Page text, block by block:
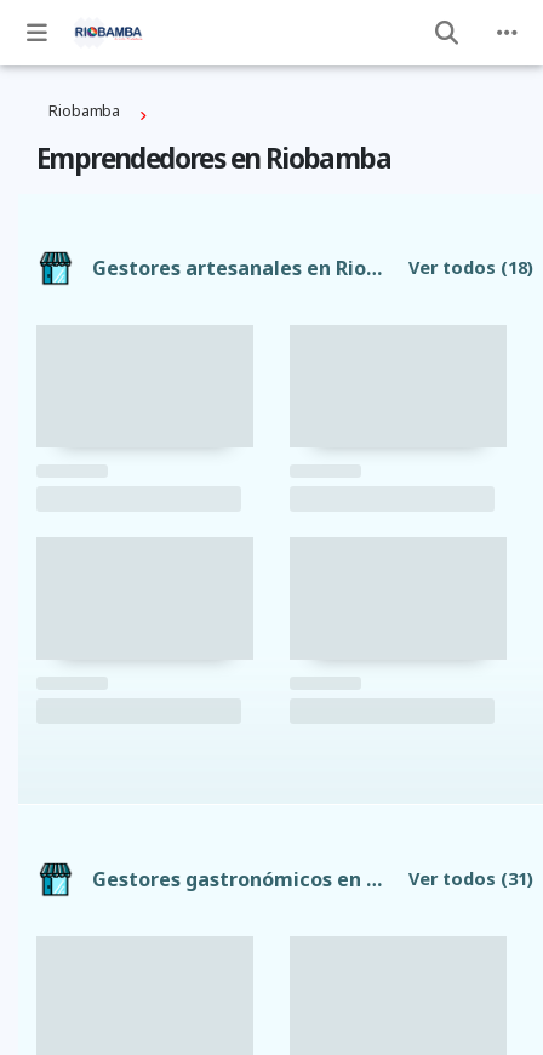
Riobamba
Emprendedores en Riobamba
Gestores artesanales en Riobamba Ver todos (18)
Gestores gastronómicos en Riobamba Ver todos (31)